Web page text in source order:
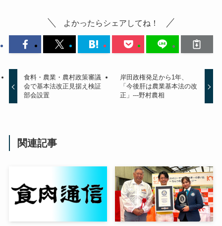
よかったらシェアしてね！
食料・農業・農村政策審議
会で基本法改正見据え検証
部会設置
岸田政権発足から1年、
「今後肝は農業基本法の改
正」---野村農相
関連記事